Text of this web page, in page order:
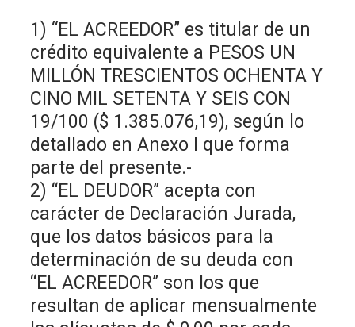
1) “EL ACREEDOR” es titular de un
crédito equivalente a PESOS UN
MILLÓN TRESCIENTOS OCHENTA Y
CINO MIL SETENTA Y SEIS CON
19/100 ($ 1.385.076,19), según lo
detallado en Anexo I que forma
parte del presente.-
2) “EL DEUDOR” acepta con
carácter de Declaración Jurada,
que los datos básicos para la
determinación de su deuda con
“EL ACREEDOR” son los que
resultan de aplicar mensualmente